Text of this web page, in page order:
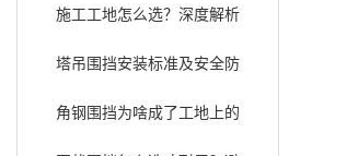
施工工地怎么选？深度解析
塔吊围挡安装标准及安全防
角钢围挡为啥成了工地上的